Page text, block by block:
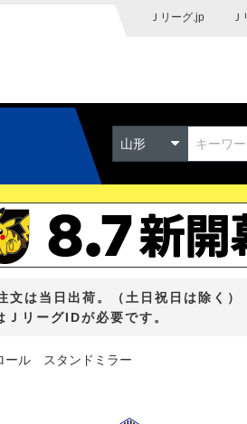
Ｊリーグ.jp
山形
は当日出荷。（土日祝日は除く）
ＪリーグIDが必要です。
ール スタンドミラー